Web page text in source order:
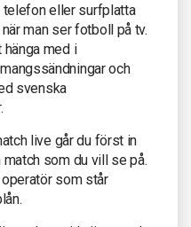
telefon eller surfplatta
man ser fotboll på tv.
med i
och
svenska
live går du först in
som du vill se på.
som står